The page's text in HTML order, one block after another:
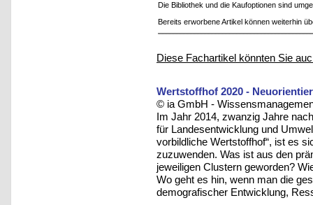
Die Bibliothek und die Kaufoptionen sind
Bereits erworbene Artikel können weiterhin
Diese Fachartikel könnten Sie
Wertstoffhof 2020 -
© ia GmbH -
Im Jahr 2014, zwanzig Jahre
für Landesentwicklung und
vorbildliche Wertstoffhof“, ist es
zuzuwenden. Was ist aus den
jeweiligen Clustern geworden?
Wo geht es hin, wenn man die
demografischer Entwicklung,